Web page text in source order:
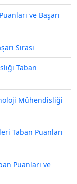
ve Başarı
Sırası
Taban
Mühendisliği
Taban Puanları
Puanları ve